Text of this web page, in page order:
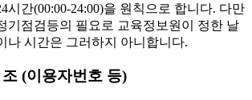
시간(00:00-24:00)을 원칙으로 합니다. 다만
기점검등의 필요로 교육정보원이 정한 날
나 시간은 그러하지 아니합니다.
(이용자번호 등)